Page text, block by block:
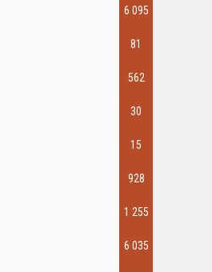
6 095
81
562
30
15
928
1 255
6 035